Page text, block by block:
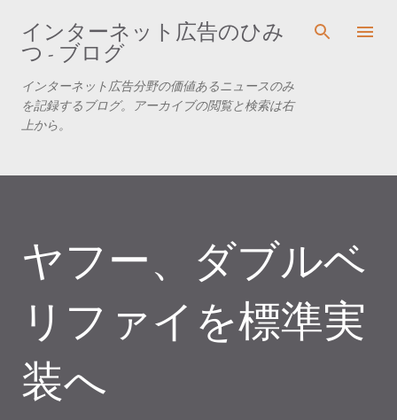
スキップしてメイン コンテンツに移動
インターネット広告のひみ
つ - ブログ
インターネット広告分野の価値あるニュースのみ
を記録するブログ。アーカイブの閲覧と検索は右
上から。
ヤフー、ダブルベ
リファイを標準実
装へ